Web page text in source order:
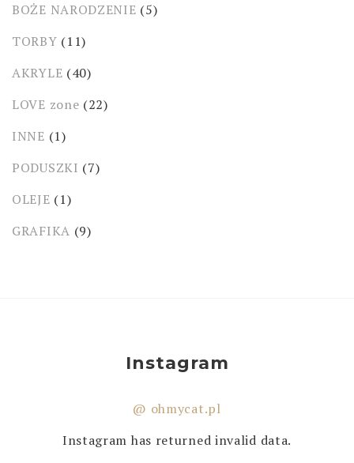
BOŻE NARODZENIE (5)
TORBY (11)
AKRYLE (40)
LOVE zone (22)
INNE (1)
PODUSZKI (7)
OLEJE (1)
GRAFIKA (9)
Instagram
@ ohmycat.pl
Instagram has returned invalid data.